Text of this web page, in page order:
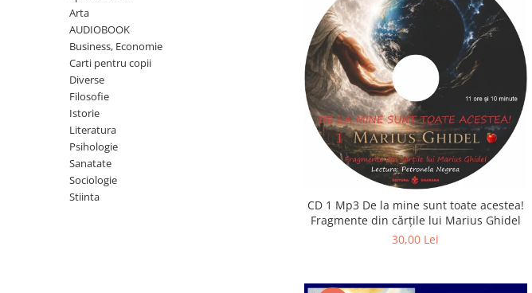
Business, Economie
Carti pentru copii
Arta
AUDIOBOOK
Business, Economie
Carti pentru copii
Diverse
Filosofie
Istorie
Literatura
Psihologie
Sanatate
Sociologie
Stiinta
CD 1 Mp3 De la mine sunt toate acestea!
Fragmente din cărțile lui Marius Ghidel
30,00 Lei